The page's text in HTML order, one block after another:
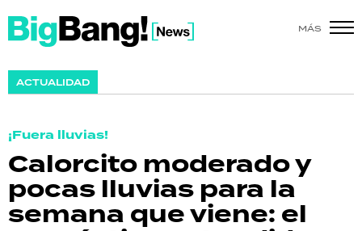
MÁS
ACTUALIDAD
¡Fuera lluvias!
Calorcito moderado y
pocas lluvias para la
semana que viene: el
SHOW
ACTUALIDAD
POLICIALES